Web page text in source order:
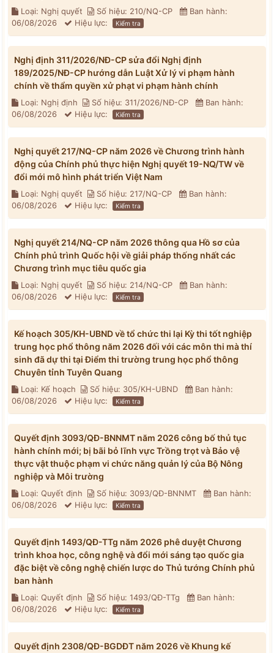
Loại: Nghị quyết Số hiệu: 210/NQ-CP
Ban hành:
06/08/2026
Hiệu lực: Kiểm tra
Nghị định 311/2026/NĐ-CP sửa đổi Nghị định
189/2025/NĐ-CP hướng dẫn Luật Xử lý vi phạm hành
chính về thẩm quyền xử phạt vi phạm hành chính
Loại: Nghị định Số hiệu: 311/2026/NĐ-CP
Ban hành:
06/08/2026
Hiệu lực: Kiểm tra
Nghị quyết 217/NQ-CP năm 2026 về Chương trình hành
động của Chính phủ thực hiện Nghị quyết 19-NQ/TW về
đổi mới mô hình phát triển Việt Nam
Loại: Nghị quyết Số hiệu: 217/NQ-CP
Ban hành:
06/08/2026
Hiệu lực: Kiểm tra
Nghị quyết 214/NQ-CP năm 2026 thông qua Hồ sơ của
Chính phủ trình Quốc hội về giải pháp thống nhất các
Chương trình mục tiêu quốc gia
Loại: Nghị quyết Số hiệu: 214/NQ-CP
Ban hành:
06/08/2026
Hiệu lực: Kiểm tra
Kế hoạch 305/KH-UBND về tổ chức thi lại Kỳ thi tốt nghiệp
trung học phổ thông năm 2026 đối với các môn thi mà thí
sinh đã dự thi tại Điểm thi trường trung học phổ thông
Chuyên tỉnh Tuyên Quang
Loại: Kế hoạch Số hiệu: 305/KH-UBND
Ban hành:
06/08/2026
Hiệu lực: Kiểm tra
Quyết định 3093/QĐ-BNNMT năm 2026 công bố thủ tục
hành chính mới; bị bãi bỏ lĩnh vực Trồng trọt và Bảo vệ
thực vật thuộc phạm vi chức năng quản lý của Bộ Nông
nghiệp và Môi trường
Loại: Quyết định Số hiệu: 3093/QĐ-BNNMT
Ban hành:
06/08/2026
Hiệu lực: Kiểm tra
Quyết định 1493/QĐ-TTg năm 2026 phê duyệt Chương
trình khoa học, công nghệ và đổi mới sáng tạo quốc gia
đặc biệt về công nghệ chiến lược do Thủ tướng Chính phủ
ban hành
Loại: Quyết định Số hiệu: 1493/QĐ-TTg
Ban hành:
06/08/2026
Hiệu lực: Kiểm tra
Quyết định 2308/QĐ-BGDĐT năm 2026 về Khung kế